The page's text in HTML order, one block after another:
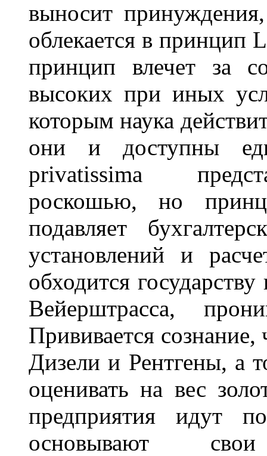
выносит
облекается в принцип
принцип влечет за
высоких при иных
которым наука
они и доступны
privatissima
роскошью, но
подавляет
установлений и
обходится
Вейерштрасса,
Прививается
Дизели и Рентгены, а
оценивать на вес
предприятия идут
основывают